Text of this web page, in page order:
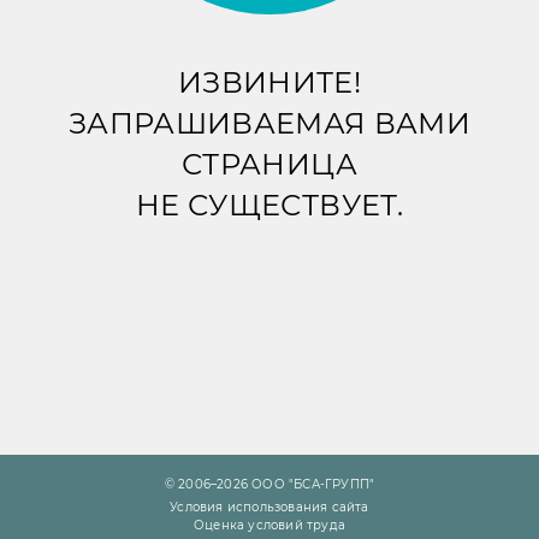
ИЗВИНИТЕ!
ЗАПРАШИВАЕМАЯ ВАМИ
СТРАНИЦА
НЕ СУЩЕСТВУЕТ.
© 2006–2026 ООО "БСА-ГРУПП"
Условия использования сайта
Оценка условий труда